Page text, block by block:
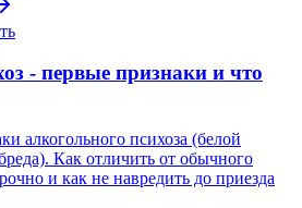
- первые признаки и что
алкогольного психоза (белой
Как отличить от обычного
и как не навредить до приезда